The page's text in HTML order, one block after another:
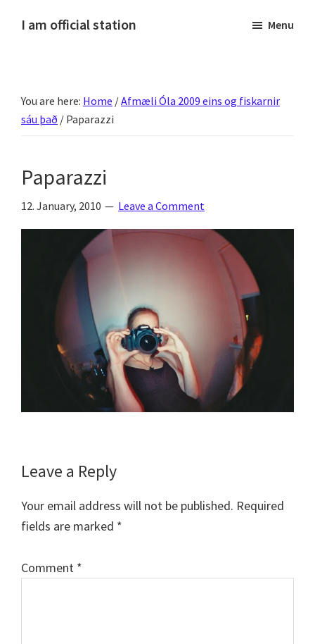
I am official station
fréttir
af
annað
skemmtilegt
:)
Menu
You are here: Home /Afmæli Óla 2009 eins og fiskarnir
sáu það / Paparazzi
Paparazzi
12. January, 2010 Leave a Comment
Reader
Interactions
Leave a Reply
Your email address will not be published. Required
fields are marked *
Comment *